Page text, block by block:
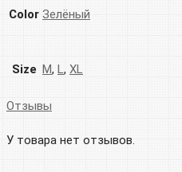
Color Зелёный
Size M, L, XL
Отзывы
У товара нет отзывов.